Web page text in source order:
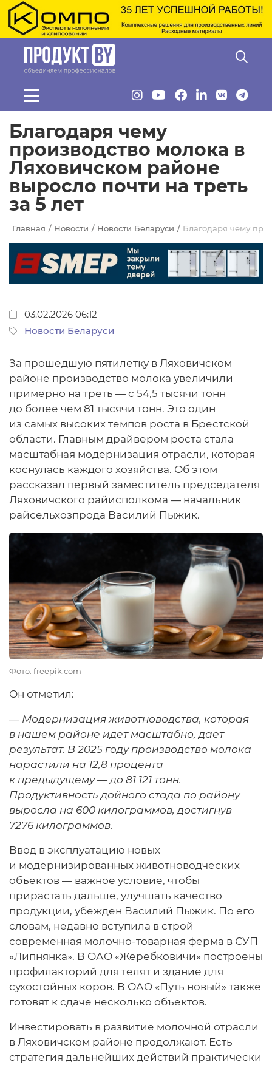
Перейти к основному содержанию
Благодаря чему
производство молока в
Ляховичском районе
выросло почти на треть
за 5 лет
Главная Новости Новости Беларуси Благодаря чему
03.02.2026 06:12
Новости Беларуси
За прошедшую пятилетку в Ляховичском
районе производство молока увеличили
примерно на треть — с 54,5 тысячи тонн
до более чем 81 тысячи тонн. Это один
из самых высоких темпов роста в Брестской
области. Главным драйвером роста стала
масштабная модернизация отрасли, которая
коснулась каждого хозяйства. Об этом
рассказал первый заместитель председателя
Ляховичского райисполкома — начальник
райсельхозпрода Василий Пыжик.
Фото: freepik.com
Он отметил:
— Модернизация животноводства, которая
в нашем районе идет масштабно, дает
результат. В 2025 году производство молока
нарастили на 12,8 процента
к предыдущему — до 81 121 тонн.
Продуктивность дойного стада по району
выросла на 600 килограммов, достигнув
7276 килограммов.
Ввод в эксплуатацию новых
и модернизированных животноводческих
объектов — важное условие, чтобы
прирастать дальше, улучшать качество
продукции, убежден Василий Пыжик. По его
словам, недавно вступила в строй
современная молочно-товарная ферма в СУП
«Липнянка». В ОАО «Жеребковичи» построены
профилакторий для телят и здание для
сухостойных коров. В ОАО «Путь новый» также
готовят к сдаче несколько объектов.
Инвестировать в развитие молочной отрасли
в Ляховичском районе продолжают. Есть
стратегия дальнейших действий практически